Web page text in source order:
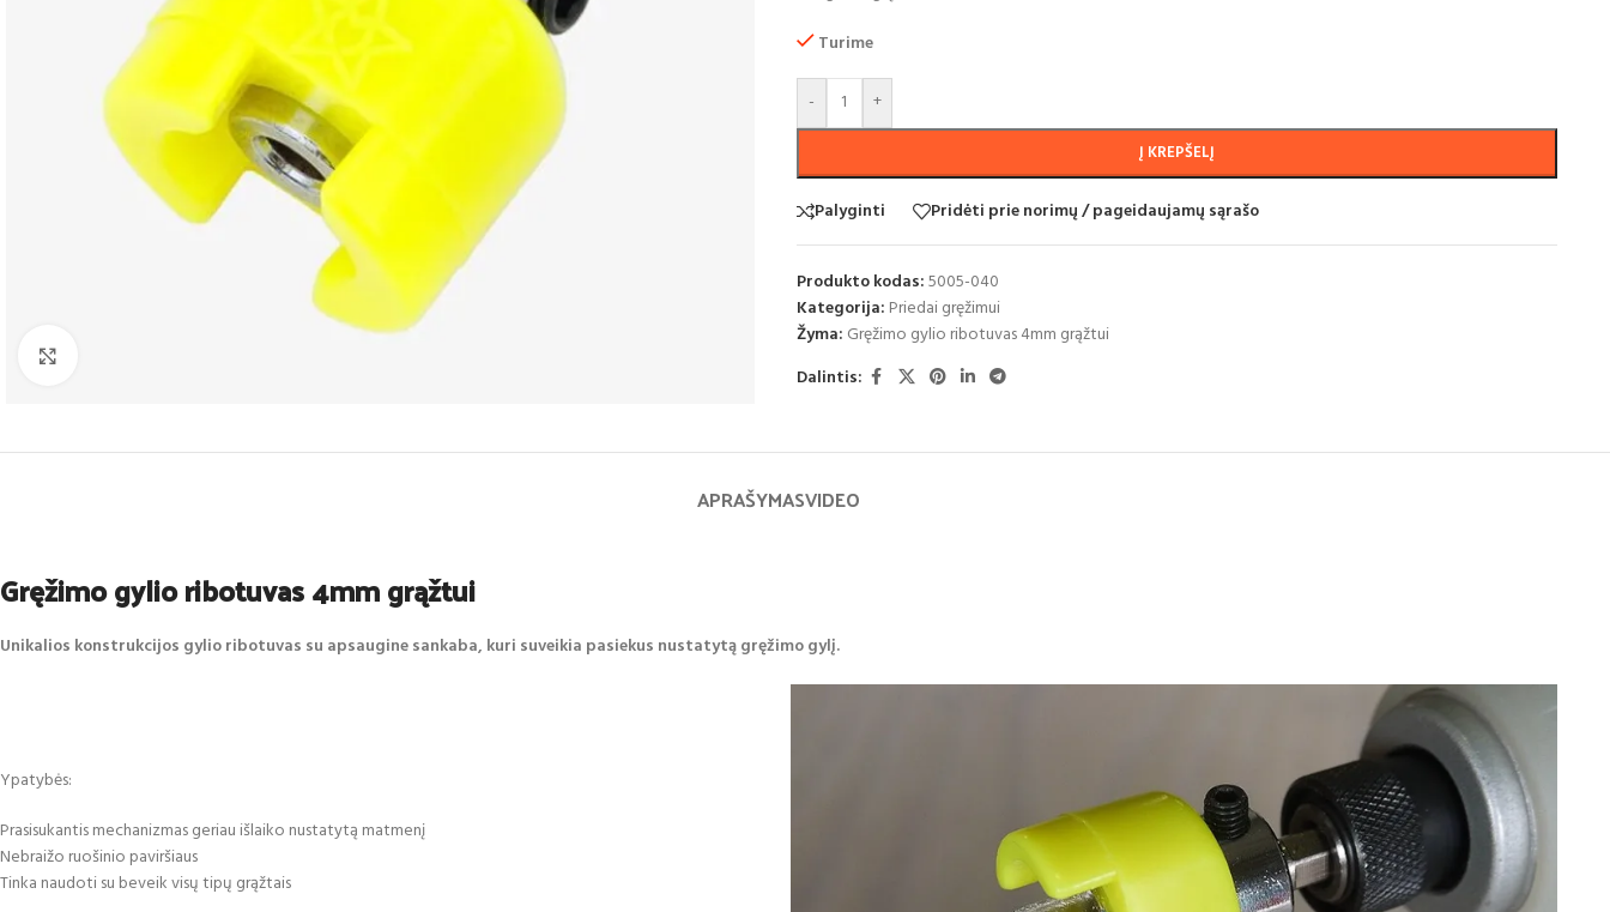
Turime
- +
Į KREPŠELĮ
Palyginti Pridėti prie norimų / pageidaujamų sąrašo
Produkto kodas:5005-040
Kategorija: Priedai gręžimui
Žyma: Gręžimo gylio ribotuvas 4mm grąžtui
Dalintis:
APRAŠYMASVIDEO
Gręžimo gylio ribotuvas 4mm grąžtui
Unikalios konstrukcijos gylio ribotuvas su apsaugine sankaba, kuri suveikia pasiekus nustatytą gręžimo gylį.
Ypatybės:
Prasisukantis mechanizmas geriau išlaiko nustatytą matmenį
Nebraižo ruošinio paviršiaus
Tinka naudoti su beveik visų tipų grąžtais